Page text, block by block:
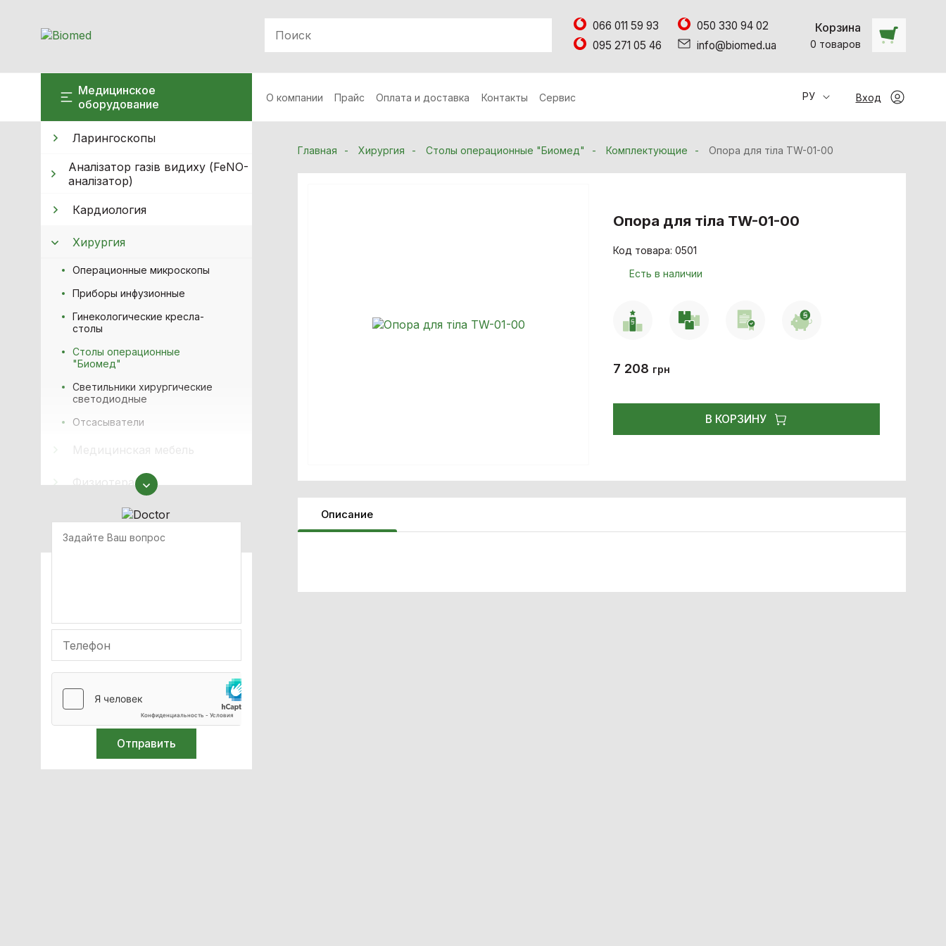
066 011 59 93
050 330 94 02
095 271 05 46
info@biomed.ua
Корзина
0 товаров
Медицинское
оборудование
О компании Прайс Оплата и доставка Контакты Сервис РУ Вход
Ларингоскопы
Аналізатор газів видиху (FeNO-
аналізатор)
Кардиология
Хирургия
Операционные микроскопы
Приборы инфузионные
Гинекологические кресла-
столы
Столы операционные
"Биомед"
Светильники хирургические
светодиодные
Отсасыватели
Физиотерапия
Аппараты наркозно-
дыхательные
ИВЛ
Мебель с нержавеющей стали
Оборудование для
иммобилизации
Кислородное оборудование
Реабілітація
Главная Хирургия Столы операционные "Биомед" Комплектующие Опора для тіла TW-01-00
Опора для тіла TW-01-00
Код товара: 0501
Есть в наличии
7 208 грн
В КОРЗИНУ
Описание